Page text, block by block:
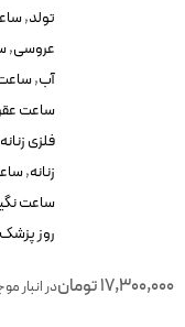
تولد,ساعت
عروسی,
,ساعت
ساعت
فلزی زنانه,
زنانه,
ساعت نگین
روز پزشک,
توماندر انبار